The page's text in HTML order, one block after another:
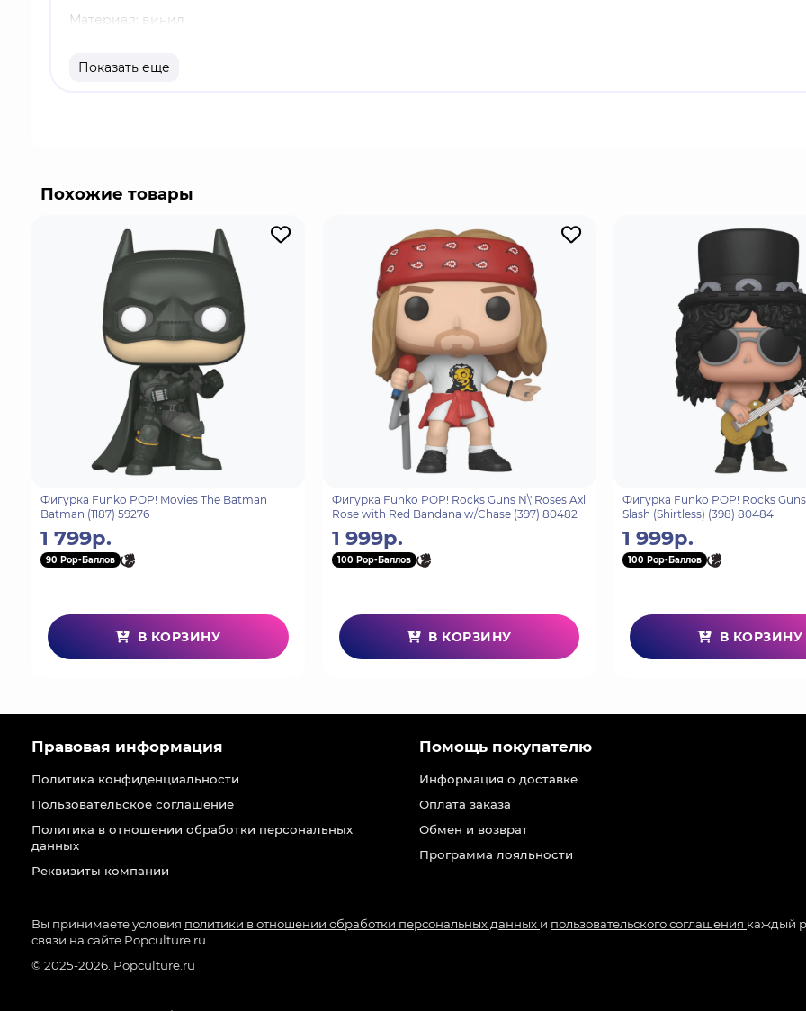
Материал: винил
Разработчик/Издатель: Funko
Показать еще
Похожие товары
Фигурка Funko POP! Movies The Batman
Batman (1187) 59276
1 799р.
90 Pop-Баллов
В КОРЗИНУ
Фигурка Funko POP! Rocks Guns N\' Roses Axl
Rose with Red Bandana w/Chase (397) 80482
1 999р.
100 Pop-Баллов
В КОРЗИНУ
Фигурка Funko POP! Rocks
Slash (Shirtless) (398) 80484
1 999р.
100 Pop-Баллов
В КОРЗИНУ
Правовая информация
Политика конфиденциальности
Пользовательское соглашение
Политика в отношении обработки персональных
данных
Реквизиты компании
Помощь покупателю
Информация о доставке
Оплата заказа
Обмен и возврат
Программа лояльности
Вы принимаете условия политики в отношении обработки персональных данных и пользовательского соглашения каждый
связи на сайте Popculture.ru
© 2025-2026. Popculture.ru